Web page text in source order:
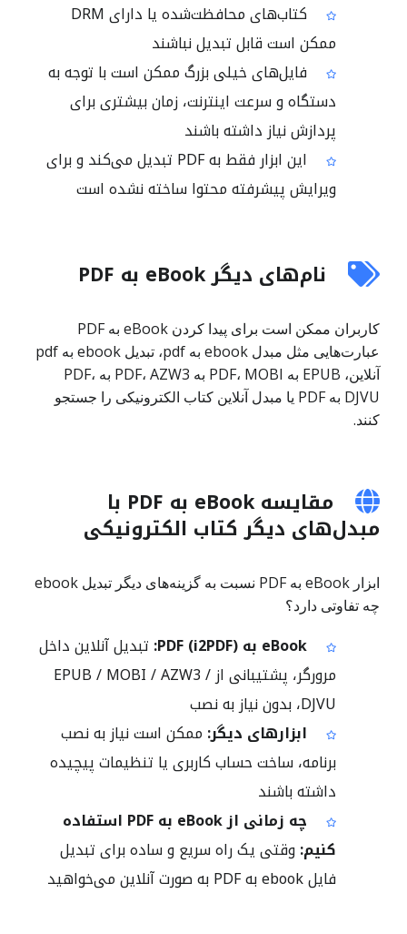
کتاب‌های محافظت‌شده یا دارای DRM
ممکن است قابل تبدیل نباشند
فایل‌های خیلی بزرگ ممکن است با توجه به
دستگاه و سرعت اینترنت، زمان بیشتری برای
پردازش نیاز داشته باشند
این ابزار فقط به PDF تبدیل می‌کند و برای
ویرایش پیشرفته محتوا ساخته نشده است
نام‌های دیگر eBook به PDF
کاربران ممکن است برای پیدا کردن eBook به PDF
عبارت‌هایی مثل مبدل ebook به pdf، تبدیل ebook به pdf
آنلاین، EPUB به PDF، MOBI به PDF، AZW3 به PDF،
DJVU به PDF یا مبدل آنلاین کتاب الکترونیکی را جستجو
کنند.
مقایسه eBook به PDF با
مبدل‌های دیگر کتاب الکترونیکی
ابزار eBook به PDF نسبت به گزینه‌های دیگر تبدیل ebook
چه تفاوتی دارد؟
eBook به PDF (i2PDF):
تبدیل آنلاین داخل
مرورگر، پشتیبانی از EPUB / MOBI / AZW3 /
DJVU، بدون نیاز به نصب
ابزارهای دیگر: ممکن است نیاز به نصب
برنامه، ساخت حساب کاربری یا تنظیمات پیچیده
داشته باشند
چه زمانی از eBook به PDF استفاده
کنیم: وقتی یک راه سریع و ساده برای تبدیل
فایل ebook به PDF به صورت آنلاین می‌خواهید